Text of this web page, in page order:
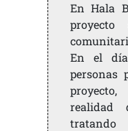
En Hala
proyecto
En el
personas
realidad